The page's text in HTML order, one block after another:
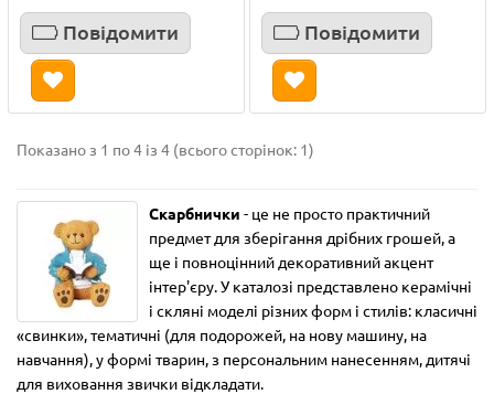
Повідомити Повідомити
Показано з 1 по 4 із 4 (всього сторінок: 1)
Скарбнички - це не просто практичний
предмет для зберігання дрібних грошей, а
ще і повноцінний декоративний акцент
інтер'єру. У каталозі представлено керамічні
і скляні моделі різних форм і стилів: класичні
«свинки», тематичні (для подорожей, на нову машину, на
навчання), у формі тварин, з персональним нанесенням, дитячі
для виховання звички відкладати.